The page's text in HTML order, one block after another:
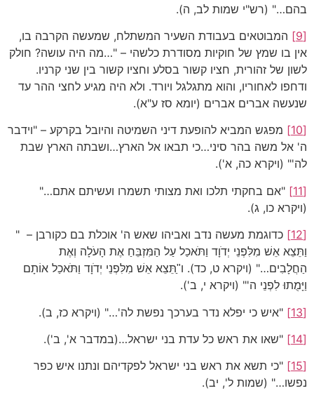
בהם…" (רש"י שמות לב, ה).
[9]
המבוטאים בעבודת השעיר המשתלח, שמעשה הקרבה בו,
אין בו שמץ של חוקיות מסודרת כלשהי – "…מה היה עושה? חולק
לשון של זהורית, חציו קשור בסלע וחציו קשור בין שני קרניו.
ודחפו לאחוריו, והוא מתגלגל ויורד. ולא היה מגיע לחצי ההר עד
שנעשה אברים אברים (יומא סז ע"א).
[10]
מפגש המביא להופעת דיני השמיטה והיובל בקרקע – "וידבר
ה' אל משה בהר סיני…כי תבאו אל הארץ…ושבתה הארץ שבת
לה'" (ויקרא כה, א').
[11]
"אם בחקתי תלכו ואת מצותי תשמרו ועשיתם אתם…"
(ויקרא כו, ג).
[12]
כדוגמת מעשה נדב ואביהו שאש ה' אוכלת בם כקורבן – "
וַתֵּצֵא אֵשׁ מִלִּפְנֵי יְדֹוָד וַתֹּאכַל עַל הַמִּזְבֵּחַ אֶת הָעֹלָה וְאֶת
הַחֲלָבִים…" (ויקרא ט, כד). ו"ַתֵּצֵא אֵשׁ מִלִּפְנֵי יְדֹוָד וַתֹּאכַל אוֹתָם
וַיָּמֻתוּ לִפְנֵי ה'" (ויקרא י, ב').
[13]
"איש כי יפלא נדר בערכך נפשת לה'…" (ויקרא כז, ב).
[14]
"שאו את ראש כל עדת בני ישראל…(במדבר א', ב').
[15]
"כי תשא את ראש בני ישראל לפקדיהם ונתנו איש כפר
נפשו…" (שמות ל', יב).